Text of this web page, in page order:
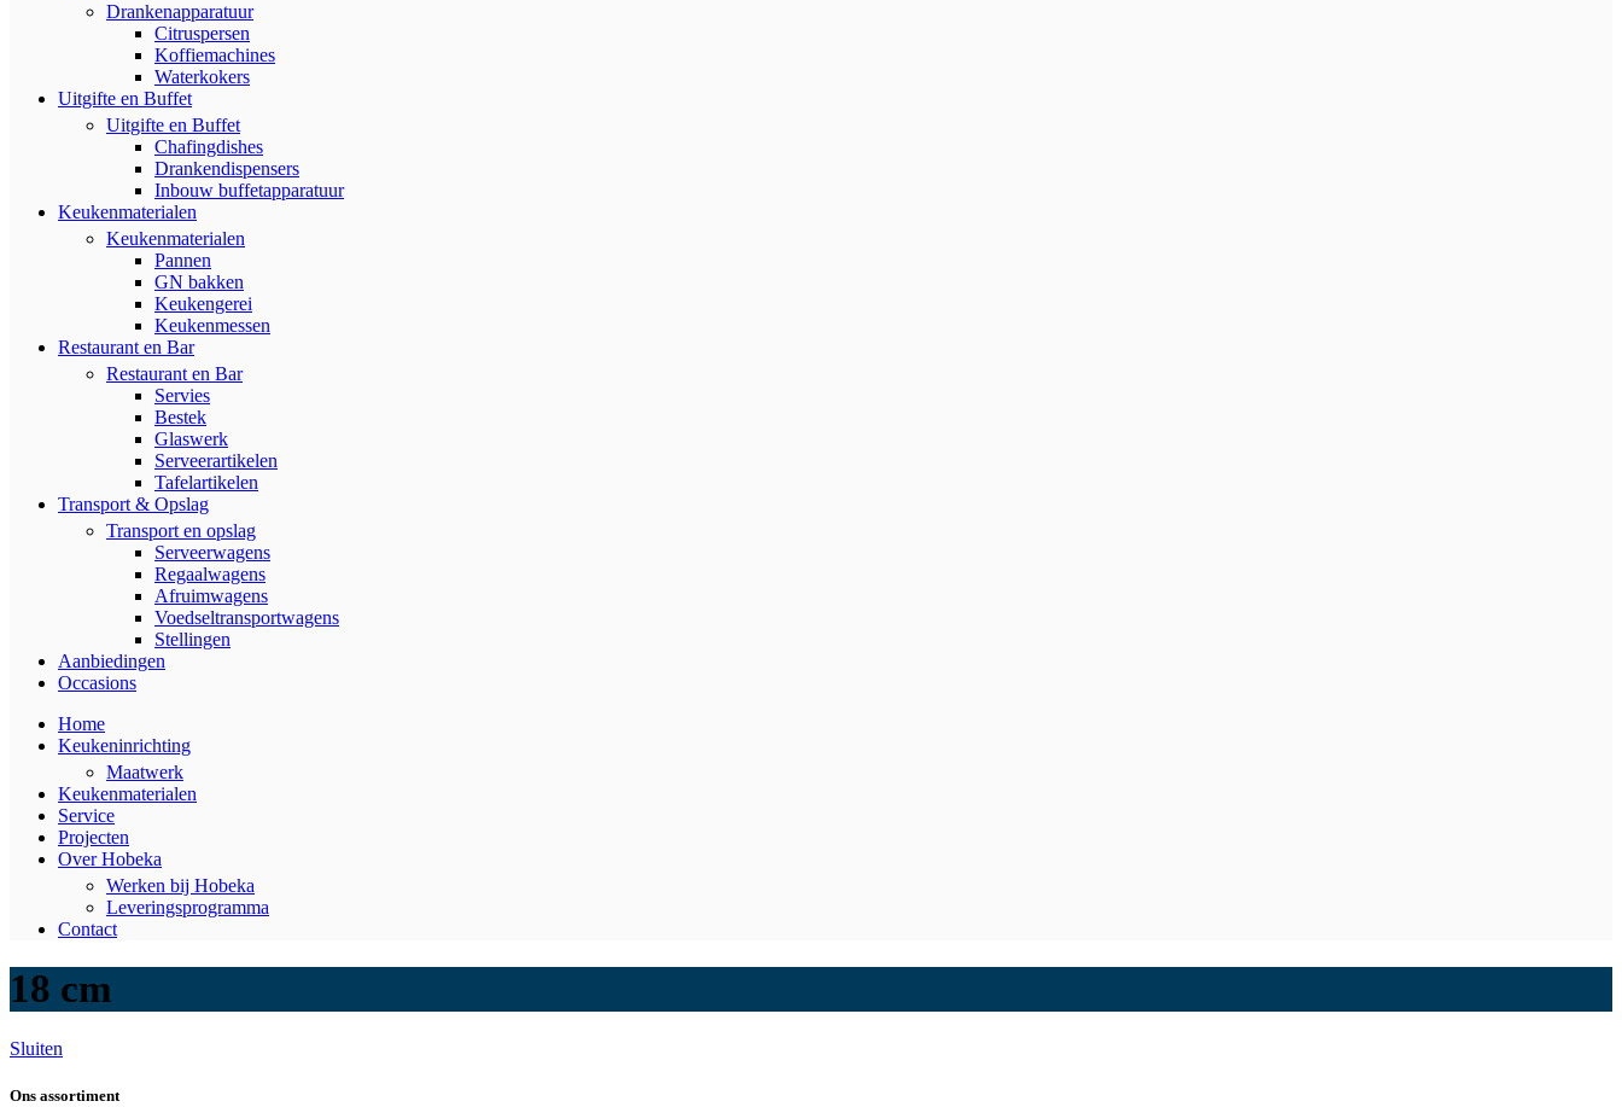
Drankenapparatuur
Citruspersen
Koffiemachines
Waterkokers
Uitgifte en Buffet
Uitgifte en Buffet
Chafingdishes
Drankendispensers
Inbouw buffetapparatuur
Keukenmaterialen
Keukenmaterialen
Pannen
GN bakken
Keukengerei
Keukenmessen
Restaurant en Bar
Restaurant en Bar
Servies
Bestek
Glaswerk
Serveerartikelen
Tafelartikelen
Transport & Opslag
Transport en opslag
Serveerwagens
Regaalwagens
Afruimwagens
Voedseltransportwagens
Stellingen
Aanbiedingen
Occasions
Home
Keukeninrichting
Maatwerk
Keukenmaterialen
Service
Projecten
Over Hobeka
Werken bij Hobeka
Leveringsprogramma
Contact
18 cm
Sluiten
Ons assortiment